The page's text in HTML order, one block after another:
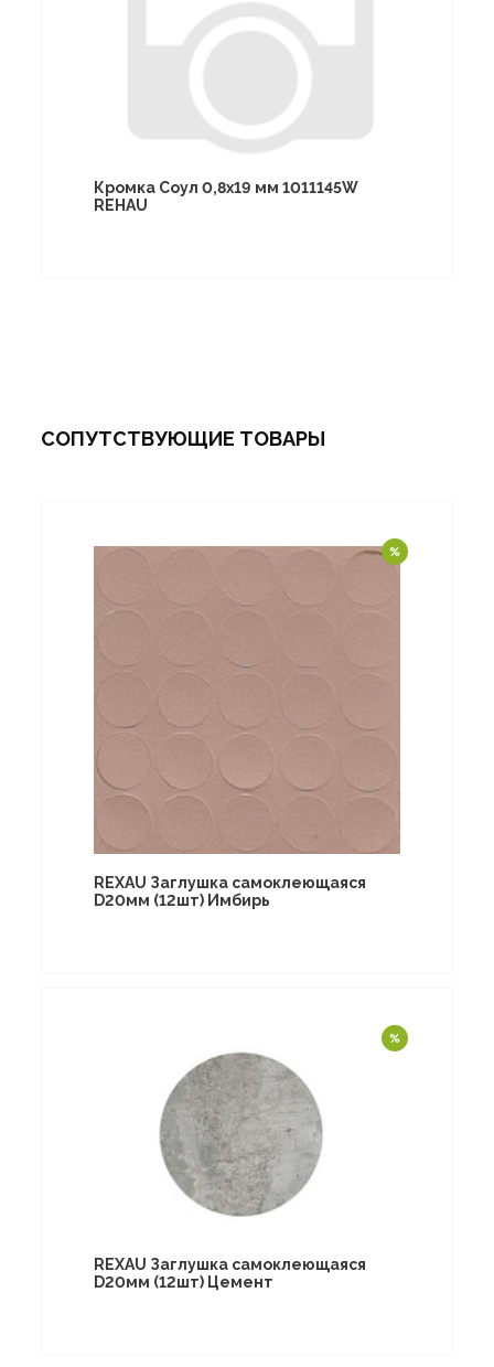
Кромка Соул 0,8х19 мм 1011145W
REHAU
СОПУТСТВУЮЩИЕ ТОВАРЫ
REXAU Заглушка самоклеющаяся
D20мм (12шт) Имбирь
REXAU Заглушка самоклеющаяся
D20мм (12шт) Цемент